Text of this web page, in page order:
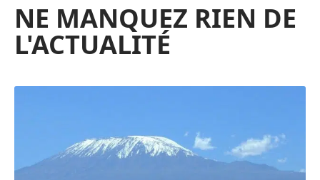
NE MANQUEZ RIEN DE
L'ACTUALITÉ